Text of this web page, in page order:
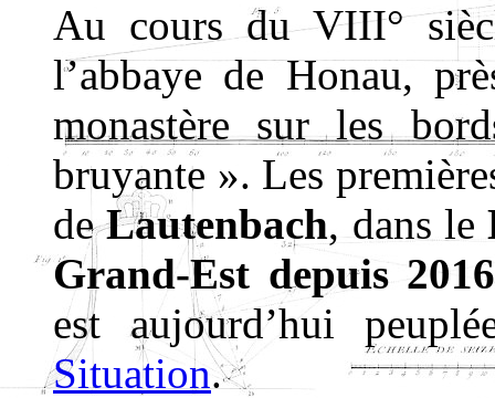
Au cours du VIII°
l’abbaye de Honau,
monastère sur les
bruyante ». Les
deLautenbach, dans le
Grand-Est depuis 2016
est aujourd’hui
Situation.